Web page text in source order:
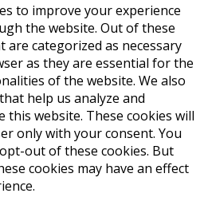
to improve your experience
the website. Out of these
are categorized as necessary
as they are essential for the
of the website. We also
help us analyze and
this website. These cookies will
only with your consent. You
out of these cookies. But
cookies may have an effect